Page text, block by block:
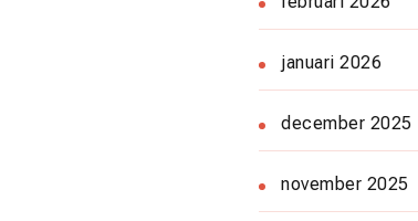
januari 2026
december 2025
november 2025